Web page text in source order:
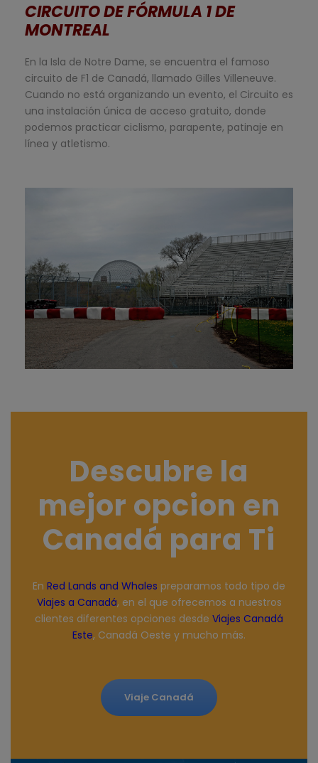
CIRCUITO DE FÓRMULA 1 DE
MONTREAL
En la Isla de Notre Dame, se encuentra el famoso
circuito de F1 de Canadá, llamado Gilles Villeneuve.
Cuando no está organizando un evento, el Circuito es
una instalación única de acceso gratuito, donde
podemos practicar ciclismo, parapente, patinaje en
línea y atletismo.
Descubre la
mejor opcion en
Canadá para Ti
En Red Lands and Whales preparamos todo tipo de
Viajes a Canadá, en el que ofrecemos a nuestros
clientes diferentes opciones desde Viajes Canadá
Este, Canadá Oeste y mucho más.
Viaje Canadá